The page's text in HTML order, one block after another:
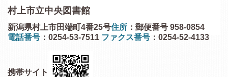
村上市立中央図書館
住所 ：郵便番号 958-0854
新潟県村上市田端町4番25号
電話番号 ：0254-53-7511 ファクス番号 ：0254-52-4133
携帯サイト